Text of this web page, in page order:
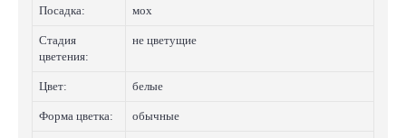
Посадка: мох
Стадия
цветения:
не цветущие
Цвет: белые
Форма цветка: обычные